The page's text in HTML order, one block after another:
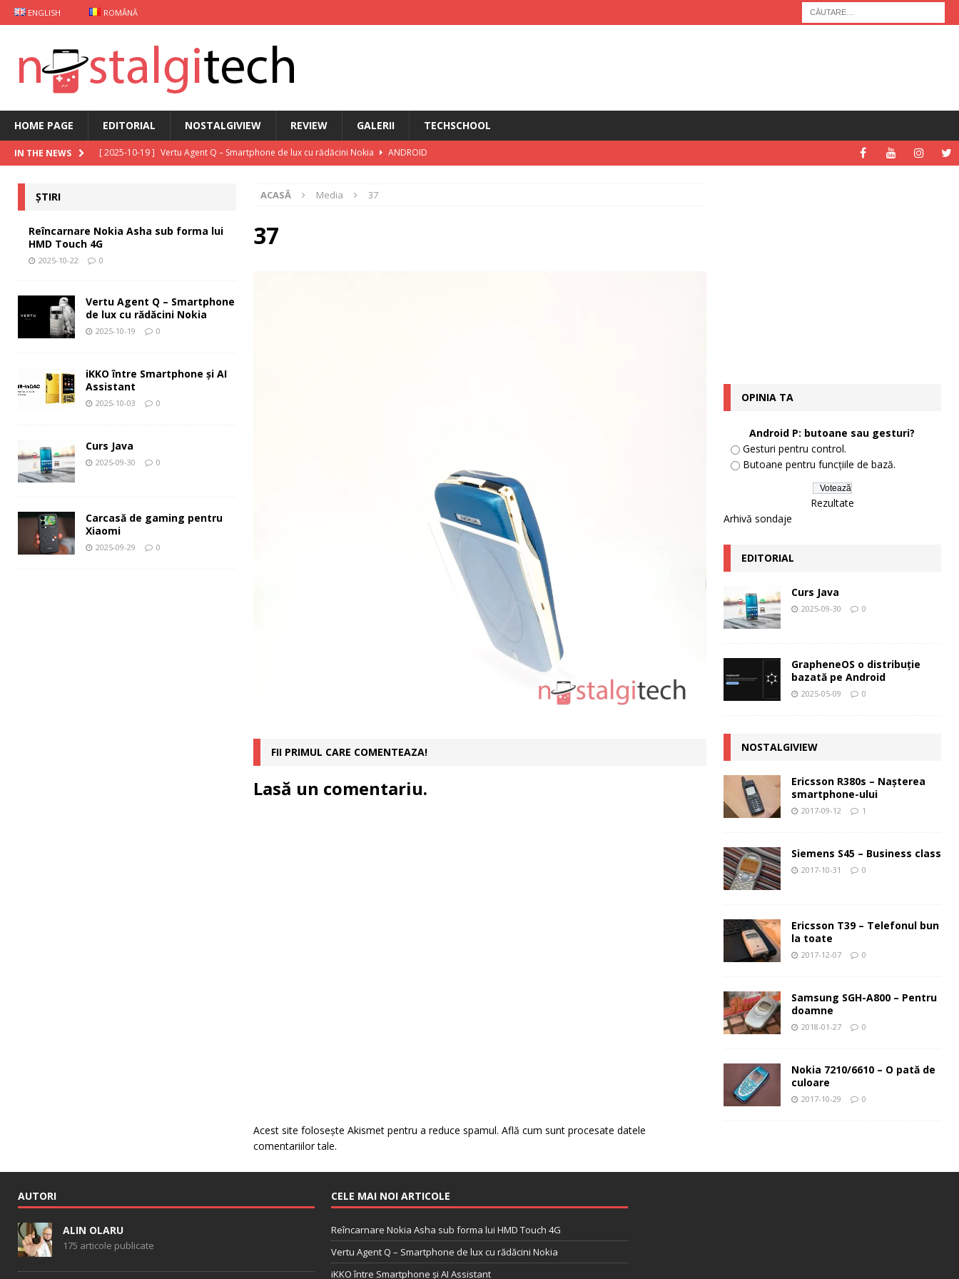
ENGLISH ROMÂNĂ
HOME PAGE EDITORIAL NOSTALGIVIEW REVIEW GALERII TECHSCHOOL
IN THE NEWS [ 2025-10-19 ] Vertu Agent Q – Smartphone de lux cu rădăcini Nokia
ANDROID
[ 2025-09-29 ]
Carcasă de gaming pentru Xiaomi
[ 2025-10-22 ]
ACASĂ Media 37
37
FII PRIMUL CARE COMENTEAZA!
Lasă un comentariu.
Acest site folosește Akismet pentru a reduce spamul. Află cum sunt procesate datele
comentariilor tale.
ȘTIRI
Reîncarnare Nokia Asha sub forma lui
HMD Touch 4G
2025-10-22 0
Vertu Agent Q – Smartphone
de lux cu rădăcini Nokia
2025-10-19 0
iKKO între Smartphone și AI
Assistant
2025-10-03 0
Curs Java
2025-09-30 0
Carcasă de gaming pentru
Xiaomi
2025-09-29 0
OPINIA TA
Android P: butoane sau gesturi?
Gesturi pentru control.
Butoane pentru funcțiile de bază.
Rezultate
Arhivă sondaje
EDITORIAL
Curs Java
2025-09-30 0
GrapheneOS o distribuție
bazată pe Android
2025-05-09 0
NOSTALGIVIEW
Ericsson R380s – Naşterea
smartphone-ului
2017-09-12 1
Siemens S45 – Business class
2017-10-31 0
Ericsson T39 – Telefonul bun
la toate
2017-12-07 0
Samsung SGH-A800 – Pentru
doamne
2018-01-27 0
Nokia 7210/6610 – O pată de
culoare
2017-10-29 0
AUTORI
ALIN OLARU
175 articole publicate
CELE MAI NOI ARTICOLE
Reîncarnare Nokia Asha sub forma lui HMD Touch 4G
Vertu Agent Q – Smartphone de lux cu rădăcini Nokia
iKKO între Smartphone și AI Assistant